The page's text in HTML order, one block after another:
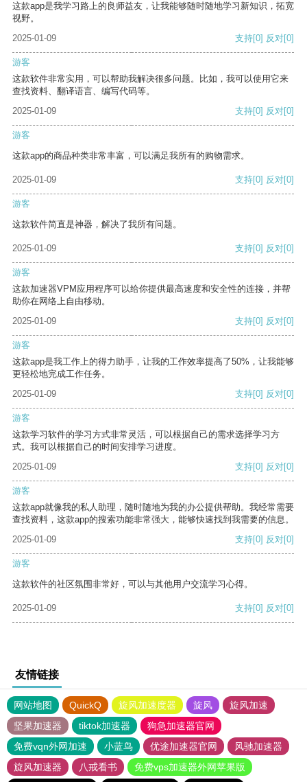
这款app是我学习路上的良师益友，让我能够随时随地学习新知识，拓宽
视野。
2025-01-09
支持[0] 反对[0]
游客
这款软件非常实用，可以帮助我解决很多问题。比如，我可以使用它来
查找资料、翻译语言、编写代码等。
2025-01-09
支持[0] 反对[0]
游客
这款app的商品种类非常丰富，可以满足我所有的购物需求。
2025-01-09 支持[0] 反对[0]
游客
这款软件简直是神器，解决了我所有问题。
2025-01-09 支持[0] 反对[0]
游客
这款加速器VPM应用程序可以给你提供最高速度和安全性的连接，并帮
助你在网络上自由移动。
2025-01-09
支持[0] 反对[0]
游客
这款app是我工作上的得力助手，让我的工作效率提高了50%，让我能够
更轻松地完成工作任务。
2025-01-09
支持[0] 反对[0]
游客
这款学习软件的学习方式非常灵活，可以根据自己的需求选择学习方
式。我可以根据自己的时间安排学习进度。
2025-01-09
支持[0] 反对[0]
游客
这款app就像我的私人助理，随时随地为我的办公提供帮助。我经常需要
查找资料，这款app的搜索功能非常强大，能够快速找到我需要的信息。
2025-01-09
支持[0] 反对[0]
游客
这款软件的社区氛围非常好，可以与其他用户交流学习心得。
2025-01-09 支持[0] 反对[0]
友情链接
网站地图 QuickQ 旋风加速度器 旋风
旋风加速
坚果加速器
tiktok加速器
狗急加速器官网
免费vqn外网加速
小蓝鸟 优途加速器官网
风驰加速器
旋风加速器
八戒看书 免费vps加速器外网苹果版